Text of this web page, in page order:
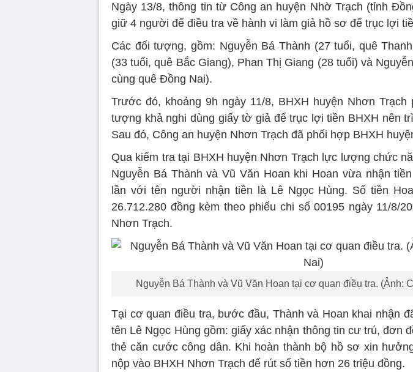
Ngày 13/8, thông tin từ Công an huyện Nhờ Trạch (tỉnh
giữ 4 người để điều tra về hành vi làm giả hồ sơ để trục lợi
Các đối tượng, gồm: Nguyễn Bá Thành (27 tuổi, quê
(33 tuổi, quê Bắc Giang), Phan Thị Giang (28 tuổi) và
cùng quê Đồng Nai).
Trước đó, khoảng 9h ngày 11/8, BHXH huyện Nhơn Trạch
tượng khả nghi dùng giấy tờ giả để trục lợi tiền BHXH nên
Sau đó, Công an huyện Nhơn Trạch đã phối hợp BHXH
Qua kiểm tra tại BHXH huyện Nhơn Trạch lực lượng chức
Nguyễn Bá Thành và Vũ Văn Hoan khi Hoan vừa nhận
lần với tên người nhận tiền là Lê Ngọc Hùng. Số tiền
26.712.280 đồng kèm theo phiếu chi số 00195 ngày 11/8/
Nhơn Trạch.
Nguyễn Bá Thành và Vũ Văn Hoan tại cơ quan điều tra. (Ảnh:
Tại cơ quan điều tra, bước đầu, Thành và Hoan khai nhận
tên Lê Ngọc Hùng gồm: giấy xác nhận thông tin cư trú, đơn
thẻ căn cước công dân. Khi hoàn thành bộ hồ sơ xin
nộp vào BHXH Nhơn Trạch để rút số tiền hơn 26 triệu đồng.